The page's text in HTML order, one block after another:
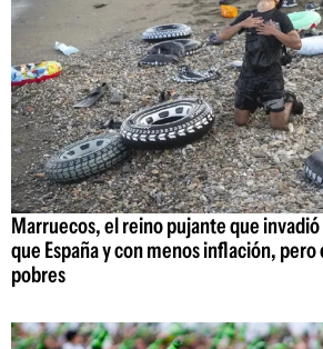
Marruecos, el reino pujante que
que España y con menos inflación, pero
pobres